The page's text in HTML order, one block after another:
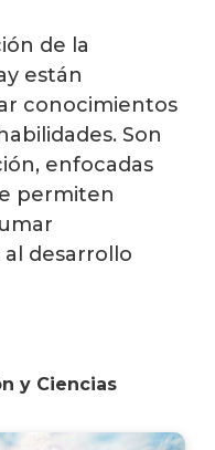
de la
están
conocimientos
Son
enfocadas
permiten
desarrollo
y Ciencias